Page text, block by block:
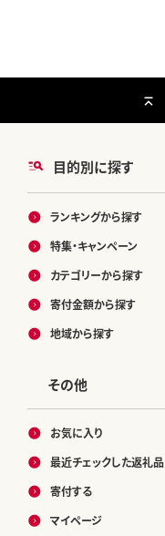
目的別に探す
ランキングから探す
特集・キャンペーン
カテゴリーから探す
寄付金額から探す
地域から探す
その他
お気に入り
最近チェックした返礼品
寄付する
マイページ